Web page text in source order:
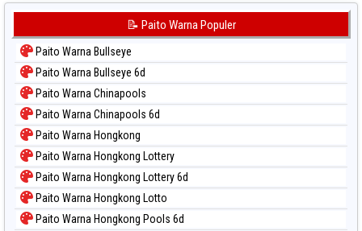
📝 Paito Warna Populer
Paito Warna Bullseye
Paito Warna Bullseye 6d
Paito Warna Chinapools
Paito Warna Chinapools 6d
Paito Warna Hongkong
Paito Warna Hongkong Lottery
Paito Warna Hongkong Lottery 6d
Paito Warna Hongkong Lotto
Paito Warna Hongkong Pools 6d